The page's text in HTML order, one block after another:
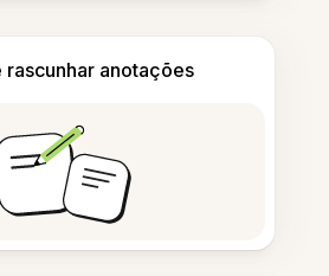
rascunhar anotações